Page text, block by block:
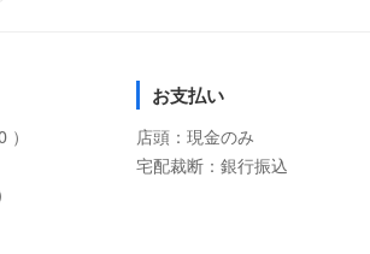
お支払い
店頭：現金のみ
宅配裁断：銀行振込